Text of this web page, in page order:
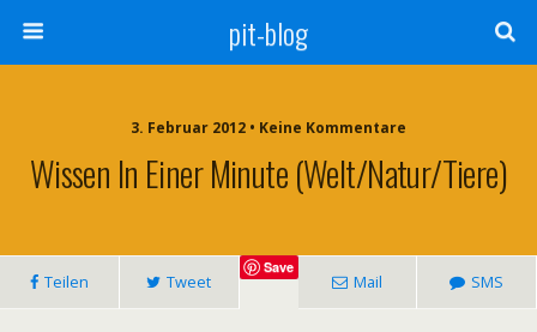
pit-blog
3. Februar 2012 • Keine Kommentare
Wissen In Einer Minute (Welt/Natur/Tiere)
Teilen Tweet
Save
Mail SMS